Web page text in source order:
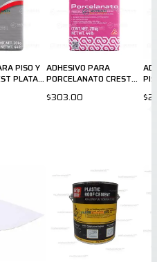
PISO Y
PLATA
ADHESIVO PARA
PORCELANATO CREST
$303.00